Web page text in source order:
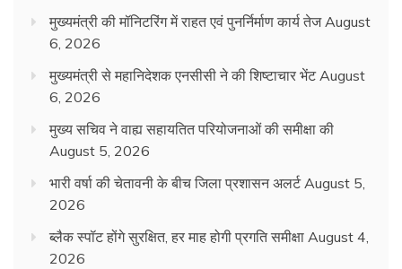
मुख्यमंत्री की मॉनिटरिंग में राहत एवं पुनर्निर्माण कार्य तेज August
6, 2026
मुख्यमंत्री से महानिदेशक एनसीसी ने की शिष्टाचार भेंट August
6, 2026
मुख्य सचिव ने वाह्य सहायतित परियोजनाओं की समीक्षा की
August 5, 2026
भारी वर्षा की चेतावनी के बीच जिला प्रशासन अलर्ट August 5,
2026
ब्लैक स्पॉट होंगे सुरक्षित, हर माह होगी प्रगति समीक्षा August 4,
2026